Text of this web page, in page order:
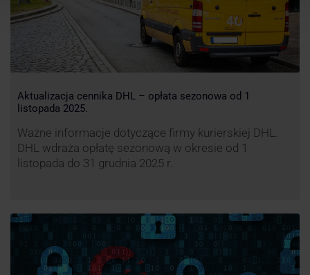
Aktualizacja cennika DHL – opłata sezonowa od 1
listopada 2025.
Ważne informacje dotyczące firmy kurierskiej DHL.
DHL wdraża opłatę sezonową w okresie od 1
listopada do 31 grudnia 2025 r.